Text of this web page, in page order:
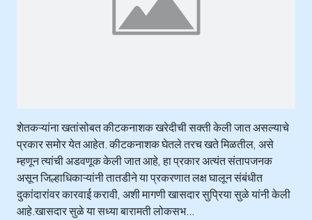
शेतकऱ्यांना खतांसोबत कीटकनाशक खरेदीची सक्ती केली जात असल्याचे
प्रकार समोर येत आहेत. कीटकनाशक घेतले तरच खते मिळतील, असे
म्हणून त्यांची अडवणूक केली जात आहे, हा प्रकार अत्यंत संतापजनक
असून जिल्हाधिकाऱ्यांनी तातडीने या प्रकरणात लक्ष घालून संबंधीत
दुकांदारांवर कारवाई करावी, अशी मागणी खासदार सुप्रिया सुळे यांनी केली
आहे.खासदार सुळे या सध्या बारामती लोकसभ...